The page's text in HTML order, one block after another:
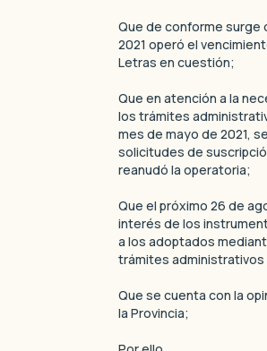
Que de conforme surge
2021 operó el
Letras en cuestión;
Que en atención a la
los trámites
mes de mayo de 2021,
solicitudes de
reanudó la operatoria;
Que el próximo 26 de
interés de los
a los adoptados
trámites administrativos
Que se cuenta con la
la Provincia;